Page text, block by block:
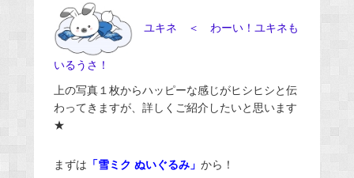
ユキネ ＜ わーい！ユキネも
いるうさ！
上の写真１枚からハッピーな感じがヒシヒシと伝
わってきますが、詳しくご紹介したいと思います
★
まずは 「雪ミク ぬいぐるみ」 から！